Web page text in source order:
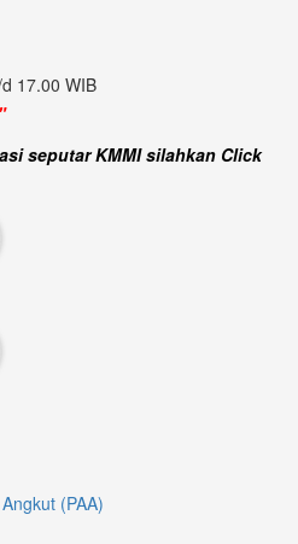
17.00 WIB
seputar KMMI silahkan Click
(PAA)